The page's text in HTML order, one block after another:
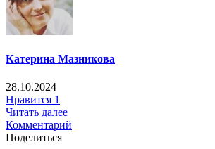
Катерина Мазникова
28.10.2024
Нравится 1
Читать далее
Комментарий
Поделиться